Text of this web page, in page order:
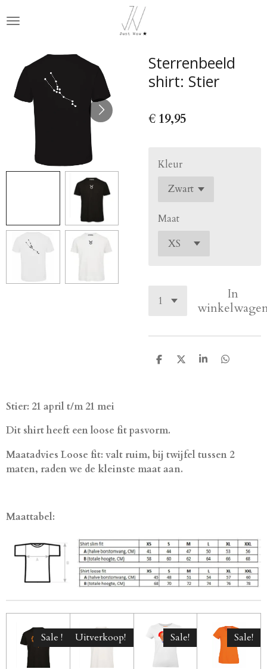
direct
hoofdinhoud
Sterrenbeeld
shirt: Stier
€ 19,95
Kleur
Maat
In
D
D
S
D
Stier: 21 april t/m 21 mei
Dit shirt heeft een loose fit pasvorm.
Maatadvies Loose fit: valt ruim, bij twijfel tussen 2
maten, raden we de kleinste maat aan.
Maattabel:
Sale ! Uitverkoop! Sale! Sale!